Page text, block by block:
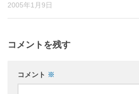
2005年1月9日
コメントを残す
コメント ※